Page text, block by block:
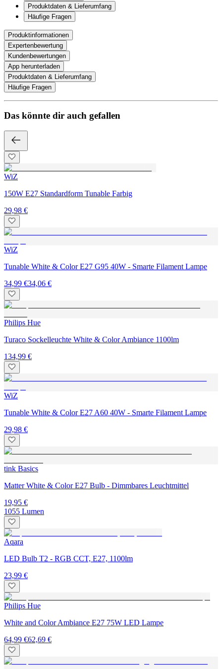
Produktdaten & Lieferumfang
Häufige Fragen
Produktinformationen
Expertenbewertung
Kundenbewertungen
App herunterladen
Produktdaten & Lieferumfang
Häufige Fragen
Das könnte dir auch gefallen
WiZ
150W E27 Standardform Tunable Farbig
29,98 €
WiZ
Tunable White & Color E27 G95 40W - Smarte Filament Lampe
34,99 €34,06 €
Philips Hue
Turaco Sockelleuchte White & Color Ambiance 1100lm
134,99 €
WiZ
Tunable White & Color E27 A60 40W - Smarte Filament Lampe
29,98 €
tink Basics
Matter White & Color E27 Bulb - Dimmbares Leuchtmittel
19,95 €
1055 Lumen
Aqara
LED Bulb T2 - RGB CCT, E27, 1100lm
23,99 €
Philips Hue
White and Color Ambiance E27 75W LED Lampe
64,99 €62,69 €